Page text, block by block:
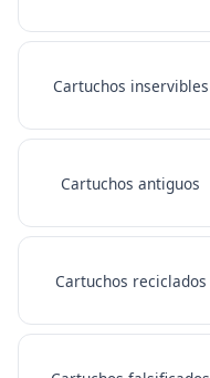
Cartuchos inservibles
Cartuchos antiguos
Cartuchos reciclados